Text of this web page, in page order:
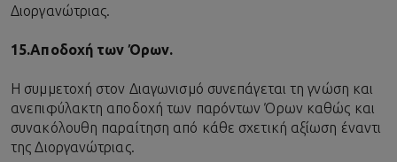
Διοργανώτριας.
15.Αποδοχή των Όρων.
Η συμμετοχή στον Διαγωνισμό συνεπάγεται τη γνώση και
ανεπιφύλακτη αποδοχή των παρόντων Όρων καθώς και
συνακόλουθη παραίτηση από κάθε σχετική αξίωση έναντι
της Διοργανώτριας.